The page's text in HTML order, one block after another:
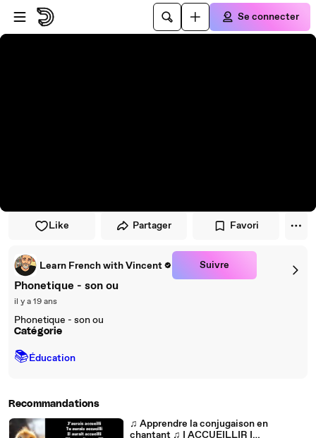
Passer au player
Passer au contenu principal
Se connecter
Like Partager Favori
Learn French with Vincent Suivre
Phonetique - son ou
il y a 19 ans
Phonetique - son ou
Catégorie
📚Éducation
Recommandations
♫ Apprendre la conjugaison en
chantant ♫ I ACCUEILLIR I